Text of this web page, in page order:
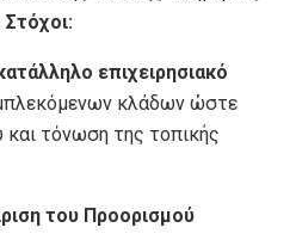
Στόχοι:
επιχειρησιακό
κλάδων ώστε
και τόνωση της τοπικής
του Προορισμού